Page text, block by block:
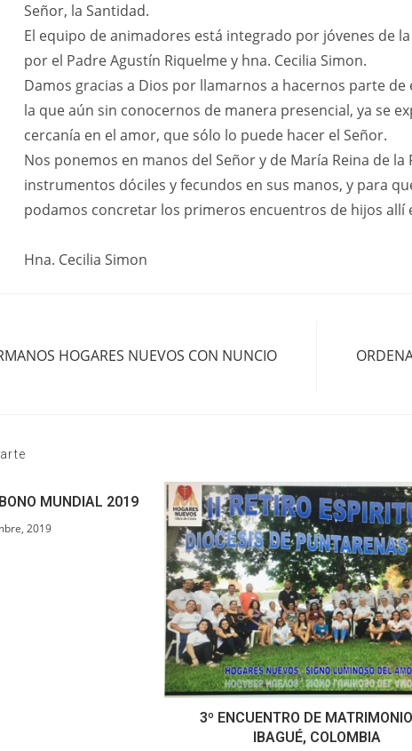
Señor, la Santidad.
El equipo de animadores está integrado por jóvenes de
por el Padre Agustín Riquelme y hna. Cecilia Simon.
Damos gracias a Dios por llamarnos a hacernos parte
la que aún sin conocernos de manera presencial, ya se
cercanía en el amor, que sólo lo puede hacer el Señor.
Nos ponemos en manos del Señor y de María Reina de
instrumentos dóciles y fecundos en sus manos, y para
podamos concretar los primeros encuentros de hijos allí
Hna. Cecilia Simon
HOGARES NUEVOS CON NUNCIO
MUNDIAL 2019
2019
3º ENCUENTRO DE
IBAGUÉ, COLOMBIA